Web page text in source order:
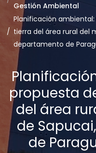
Gestión Ambiental
Planificación
tierra del área rural del
departamento de
propuesta
del área
de
de